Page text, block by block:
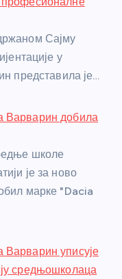
Сајму
у
представила је…
добила
школе
је за ново
марке "Dacia
уписује
средњошколаца